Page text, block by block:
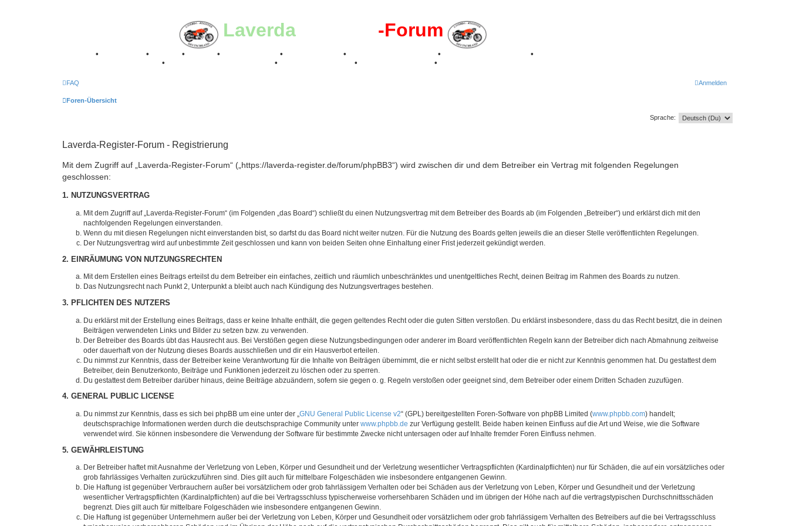
Laverda -Forum
• • • • • • •
•
• • • •
FAQ Anmelden
Foren-Übersicht
Sprache:
Laverda-Register-Forum - Registrierung
Mit dem Zugriff auf „Laverda-Register-Forum“ („https://laverda-register.de/forum/phpBB3“) wird zwischen dir und dem Betreiber ein Vertrag mit folgenden Regelungen
geschlossen:
1. NUTZUNGSVERTRAG
Mit dem Zugriff auf „Laverda-Register-Forum“ (im Folgenden „das Board“) schließt du einen Nutzungsvertrag mit dem Betreiber des Boards ab (im Folgenden „Betreiber“) und erklärst dich mit den
nachfolgenden Regelungen einverstanden.
Wenn du mit diesen Regelungen nicht einverstanden bist, so darfst du das Board nicht weiter nutzen. Für die Nutzung des Boards gelten jeweils die an dieser Stelle veröffentlichten Regelungen.
Der Nutzungsvertrag wird auf unbestimmte Zeit geschlossen und kann von beiden Seiten ohne Einhaltung einer Frist jederzeit gekündigt werden.
2. EINRÄUMUNG VON NUTZUNGSRECHTEN
Mit dem Erstellen eines Beitrags erteilst du dem Betreiber ein einfaches, zeitlich und räumlich unbeschränktes und unentgeltliches Recht, deinen Beitrag im Rahmen des Boards zu nutzen.
Das Nutzungsrecht nach Punkt 2, Unterpunkt a bleibt auch nach Kündigung des Nutzungsvertrages bestehen.
3. PFLICHTEN DES NUTZERS
Du erklärst mit der Erstellung eines Beitrags, dass er keine Inhalte enthält, die gegen geltendes Recht oder die guten Sitten verstoßen. Du erklärst insbesondere, dass du das Recht besitzt, die in deinen
Beiträgen verwendeten Links und Bilder zu setzen bzw. zu verwenden.
Der Betreiber des Boards übt das Hausrecht aus. Bei Verstößen gegen diese Nutzungsbedingungen oder anderer im Board veröffentlichten Regeln kann der Betreiber dich nach Abmahnung zeitweise
oder dauerhaft von der Nutzung dieses Boards ausschließen und dir ein Hausverbot erteilen.
Du nimmst zur Kenntnis, dass der Betreiber keine Verantwortung für die Inhalte von Beiträgen übernimmt, die er nicht selbst erstellt hat oder die er nicht zur Kenntnis genommen hat. Du gestattest dem
Betreiber, dein Benutzerkonto, Beiträge und Funktionen jederzeit zu löschen oder zu sperren.
Du gestattest dem Betreiber darüber hinaus, deine Beiträge abzuändern, sofern sie gegen o. g. Regeln verstoßen oder geeignet sind, dem Betreiber oder einem Dritten Schaden zuzufügen.
4. GENERAL PUBLIC LICENSE
Du nimmst zur Kenntnis, dass es sich bei phpBB um eine unter der „GNU General Public License v2“ (GPL) bereitgestellten Foren-Software von phpBB Limited (www.phpbb.com) handelt;
deutschsprachige Informationen werden durch die deutschsprachige Community unter www.phpbb.de zur Verfügung gestellt. Beide haben keinen Einfluss auf die Art und Weise, wie die Software
verwendet wird. Sie können insbesondere die Verwendung der Software für bestimmte Zwecke nicht untersagen oder auf Inhalte fremder Foren Einfluss nehmen.
5. GEWÄHRLEISTUNG
Der Betreiber haftet mit Ausnahme der Verletzung von Leben, Körper und Gesundheit und der Verletzung wesentlicher Vertragspflichten (Kardinalpflichten) nur für Schäden, die auf ein vorsätzliches oder
grob fahrlässiges Verhalten zurückzuführen sind. Dies gilt auch für mittelbare Folgeschäden wie insbesondere entgangenen Gewinn.
Die Haftung ist gegenüber Verbrauchern außer bei vorsätzlichem oder grob fahrlässigem Verhalten oder bei Schäden aus der Verletzung von Leben, Körper und Gesundheit und der Verletzung
wesentlicher Vertragspflichten (Kardinalpflichten) auf die bei Vertragsschluss typischerweise vorhersehbaren Schäden und im übrigen der Höhe nach auf die vertragstypischen Durchschnittsschäden
begrenzt. Dies gilt auch für mittelbare Folgeschäden wie insbesondere entgangenen Gewinn.
Die Haftung ist gegenüber Unternehmern außer bei der Verletzung von Leben, Körper und Gesundheit oder vorsätzlichem oder grob fahrlässigem Verhalten des Betreibers auf die bei Vertragsschluss